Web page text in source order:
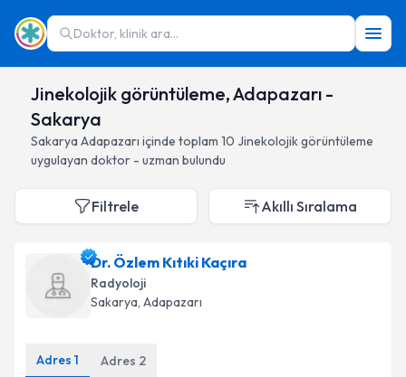
Doktor, klinik ara...
Jinekolojik görüntüleme, Adapazarı -
Sakarya
Sakarya Adapazarı içinde toplam 10 Jinekolojik görüntüleme
uygulayan doktor - uzman bulundu
Filtrele Akıllı Sıralama
Dr. Özlem Kıtıki Kaçıra
Radyoloji
Sakarya, Adapazarı
Adres 1 Adres 2